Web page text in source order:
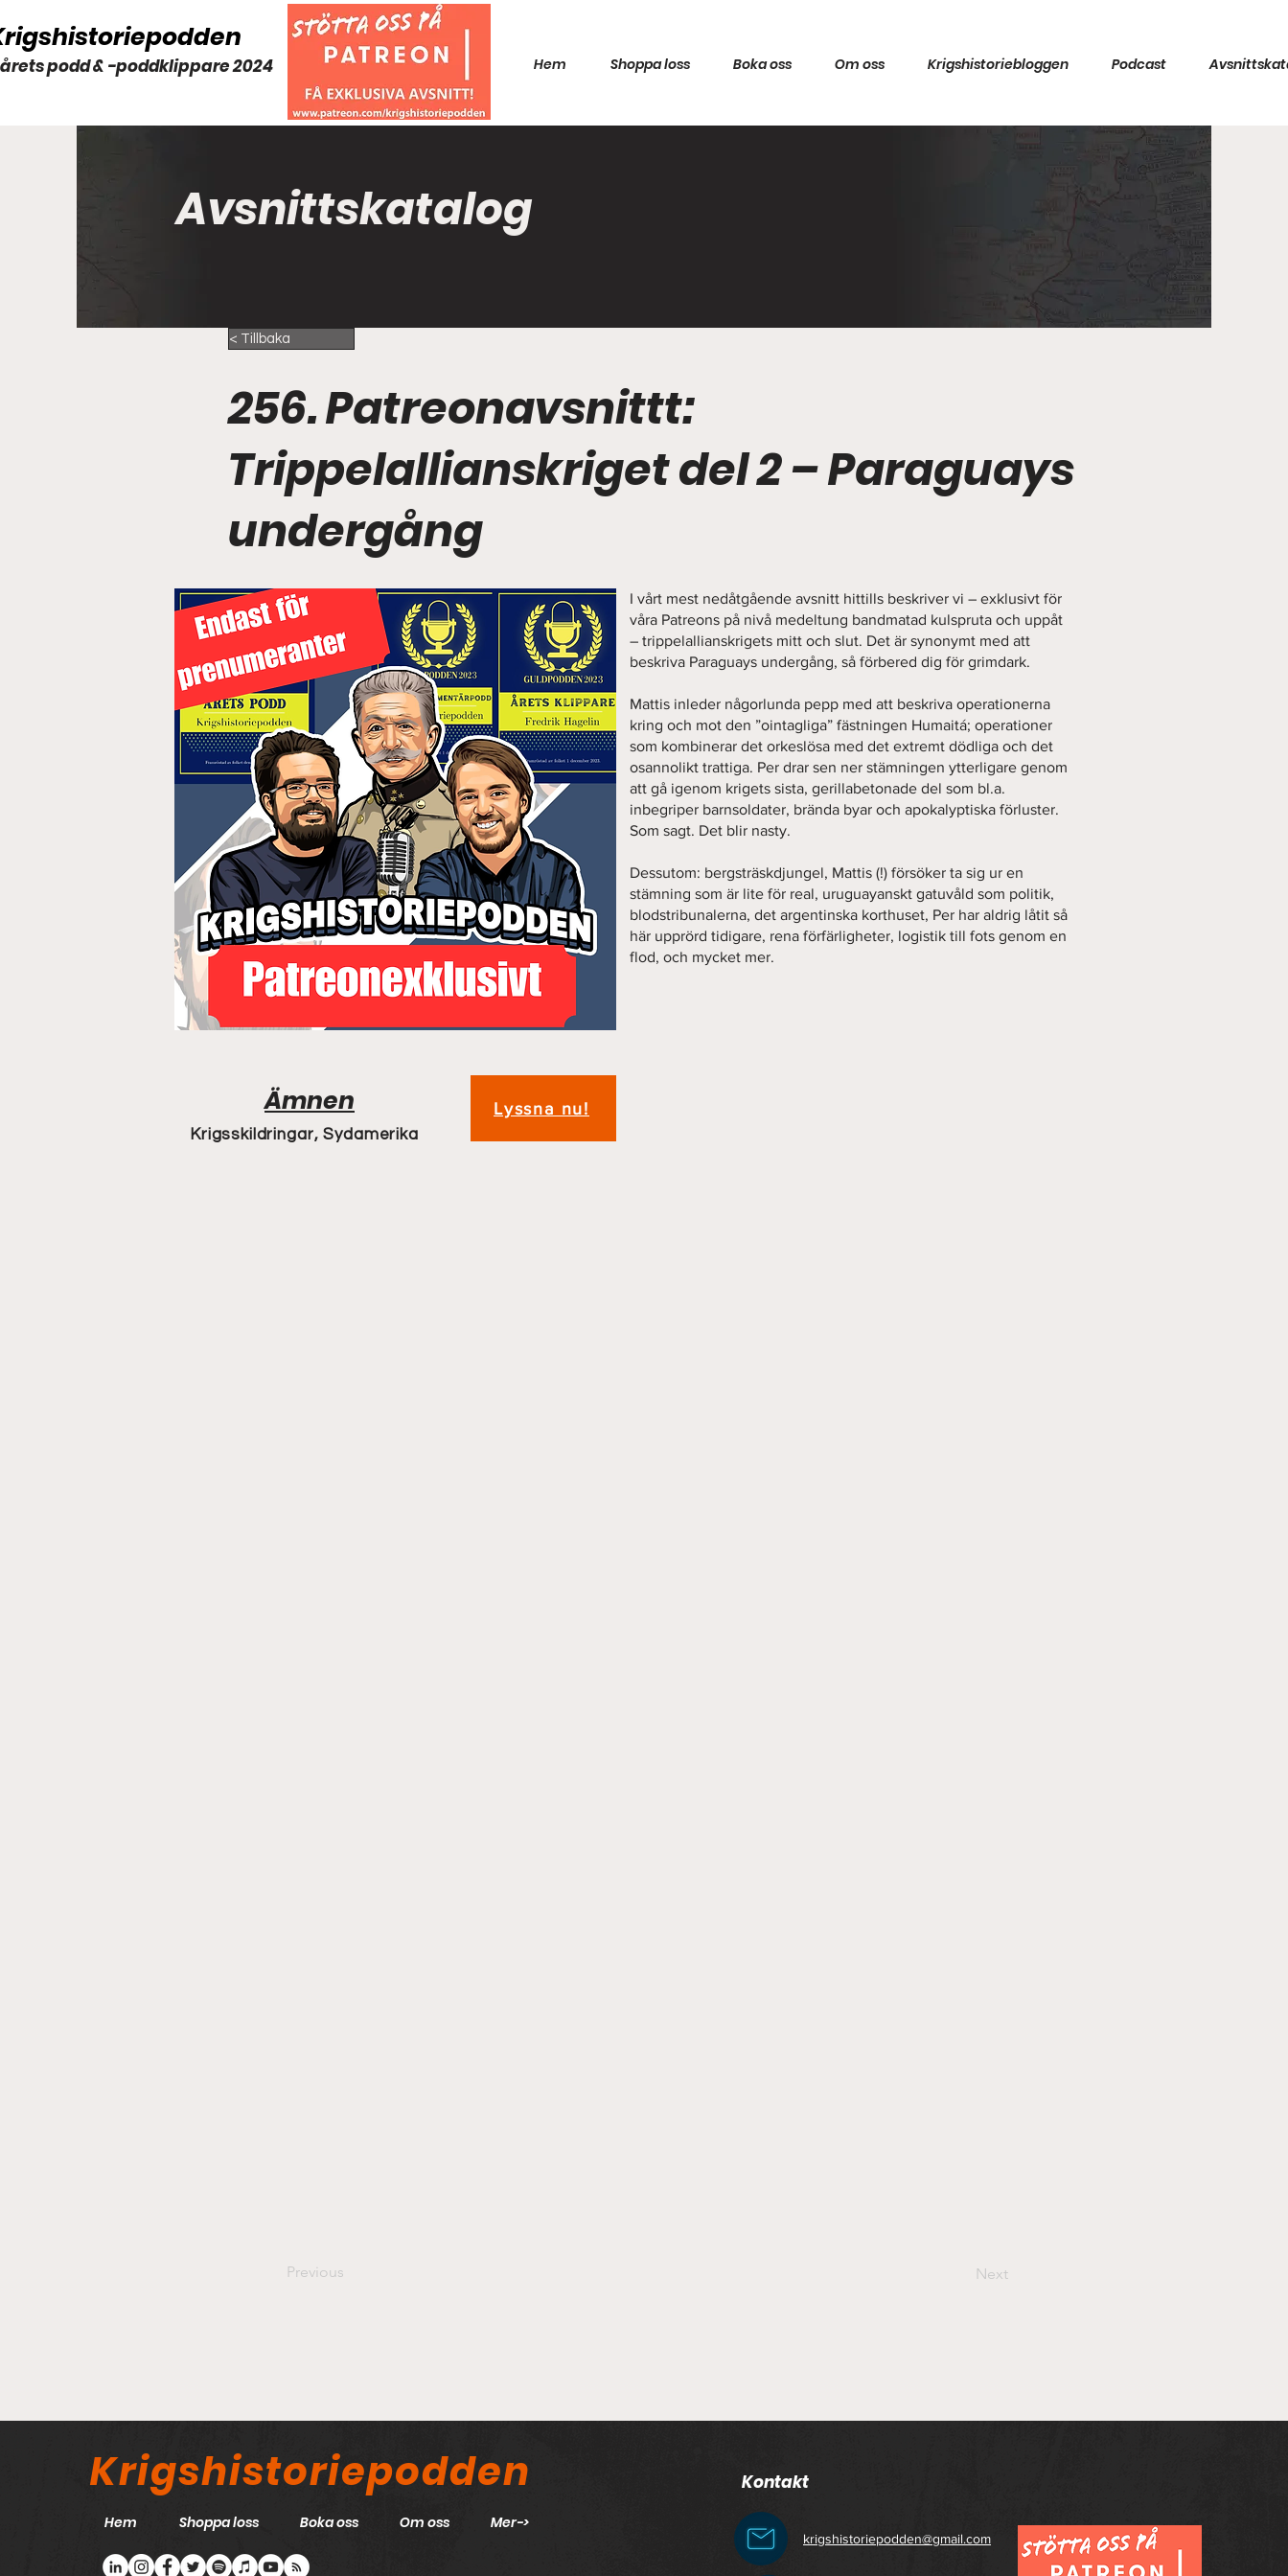
podd & -poddklippare 2024 Hem Shoppa loss Boka oss Om oss Krigshistoriebloggen Podcast
< Tillbaka
256. Patreonavsnittt:
Trippelallianskriget del 2 – Paraguays
undergång
Ämnen
Krigsskildringar, Sydamerika
Lyssna nu!
I vårt mest nedåtgående avsnitt hittills beskriver vi – exklusivt för
våra Patreons på nivå medeltung bandmatad kulspruta och uppåt
– trippelallianskrigets mitt och slut. Det är synonymt med att
beskriva Paraguays undergång, så förbered dig för grimdark.
Mattis inleder någorlunda pepp med att beskriva operationerna
kring och mot den ”ointagliga” fästningen Humaitá; operationer
som kombinerar det orkeslösa med det extremt dödliga och det
osannolikt trattiga. Per drar sen ner stämningen ytterligare genom
att gå igenom krigets sista, gerillabetonade del som bl.a.
inbegriper barnsoldater, brända byar och apokalyptiska förluster.
Som sagt. Det blir nasty.
Dessutom: bergsträskdjungel, Mattis (!) försöker ta sig ur en
stämning som är lite för real, uruguayanskt gatuvåld som politik,
blodstribunalerna, det argentinska korthuset, Per har aldrig låtit så
här upprörd tidigare, rena förfärligheter, logistik till fots genom en
flod, och mycket mer.
Previous Next
Avsnittskatalog
Krigshistoriepodden
Hem Shoppa loss Boka oss Om oss Mer->
Kontakt
krigshistoriepodden@gmail.com